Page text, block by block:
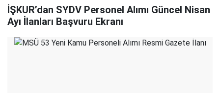
İŞKUR’dan SYDV Personel Alımı Güncel Nisan
Ayı İlanları Başvuru Ekranı